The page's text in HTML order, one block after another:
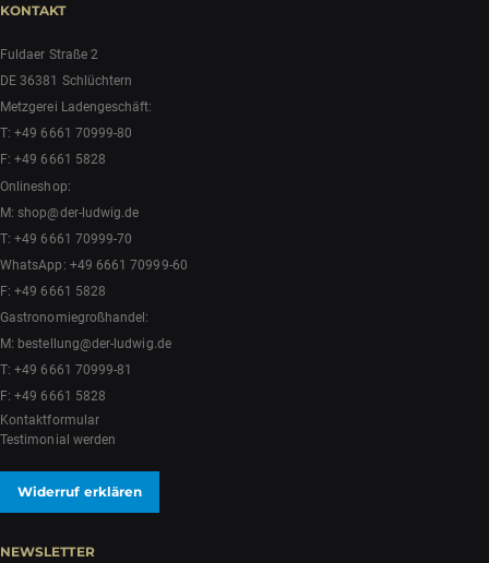
KONTAKT
Fuldaer Straße 2
DE 36381 Schlüchtern
Metzgerei Ladengeschäft:
T:+49 6661 70999-80
F: +49 6661 5828
Onlineshop:
M:shop@der-ludwig.de
T:+49 6661 70999-70
WhatsApp: +49 6661 70999-60
F: +49 6661 5828
Gastronomiegroßhandel:
M: bestellung@der-ludwig.de
T:+49 6661 70999-81
F: +49 6661 5828
Kontaktformular
Testimonial werden
Widerruf erklären
NEWSLETTER